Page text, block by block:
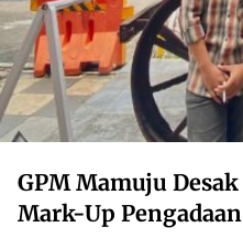
GPM Mamuju
Mark-Up